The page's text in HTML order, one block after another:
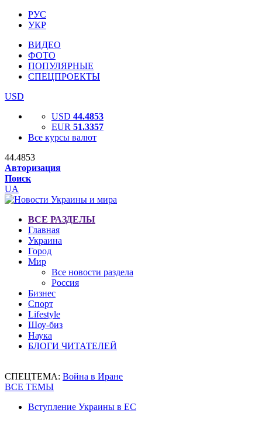
РУС
УКР
ВИДЕО
ФОТО
ПОПУЛЯРНЫЕ
СПЕЦПРОЕКТЫ
USD
USD 44.4853
EUR 51.3357
Все курсы валют
44.4853
Авторизация
Поиск
UA
ВСЕ РАЗДЕЛЫ
Главная
Украина
Город
Мир
Все новости раздела
Россия
Бизнес
Спорт
Lifestyle
Шоу-биз
Наука
БЛОГИ ЧИТАТЕЛЕЙ
СПЕЦТЕМА: Война в Иране
ВСЕ ТЕМЫ
Вступление Украины в ЕС